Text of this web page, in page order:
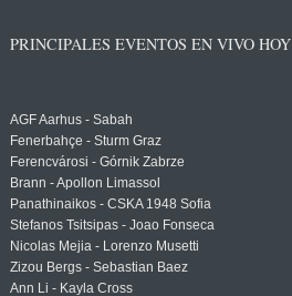
PRINCIPALES EVENTOS EN VIVO HOY
AGF Aarhus - Sabah
Fenerbahçe - Sturm Graz
Ferencvárosi - Górnik Zabrze
Brann - Apollon Limassol
Panathinaikos - CSKA 1948 Sofia
Stefanos Tsitsipas - Joao Fonseca
Nicolas Mejia - Lorenzo Musetti
Zizou Bergs - Sebastian Baez
Ann Li - Kayla Cross